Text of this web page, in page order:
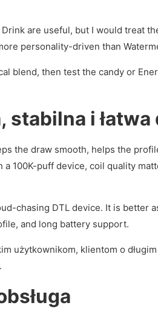
are useful, but I would treat
personality-driven than
blend, then test the candy or
stabilna i łatwa
the draw smooth, helps the
100K-puff device, coil quality
chasing DTL device. It is better
and long battery support.
użytkownikom, klientom o